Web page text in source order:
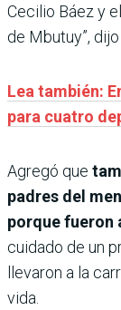
Cecilio Báez y
de Mbutuy”,
Lea también:
para cuatro
Agregó que
padres del
porque fueron
cuidado de un
llevaron a la
vida.